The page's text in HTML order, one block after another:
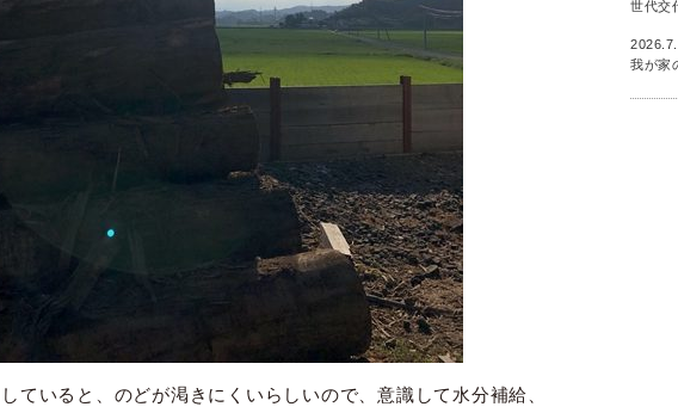
ていると、のどが渇きにくいらしいので、意識して水分補給、
世代交
我が家